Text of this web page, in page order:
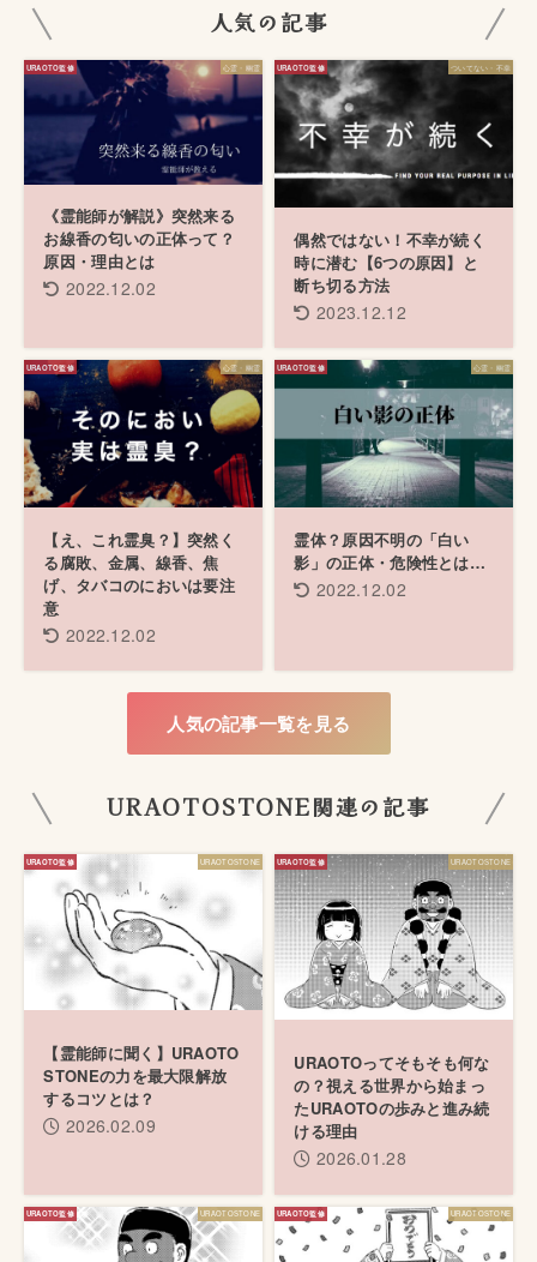
人気の記事
心霊・幽霊
《霊能師が解説》突然来る
お線香の匂いの正体って？
原因・理由とは
2022.12.02
ついてない・不幸
偶然ではない！不幸が続く
時に潜む【6つの原因】と
断ち切る方法
2023.12.12
心霊・幽霊
【え、これ霊臭？】突然く
る腐敗、金属、線香、焦
げ、タバコのにおいは要注
意
2022.12.02
心霊・幽霊
霊体？原因不明の「白い
影」の正体・危険性とは…
2022.12.02
人気の記事一覧を見る
URAOTOSTONE関連の記事
URAOTOSTONE
【霊能師に聞く】URAOTO
STONEの力を最大限解放
するコツとは？
2026.02.09
URAOTOSTONE
URAOTOってそもそも何な
の？視える世界から始まっ
たURAOTOの歩みと進み続
ける理由
2026.01.28
URAOTOSTONE URAOTOSTONE